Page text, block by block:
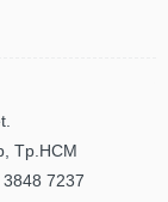
Tp.HCM
7237